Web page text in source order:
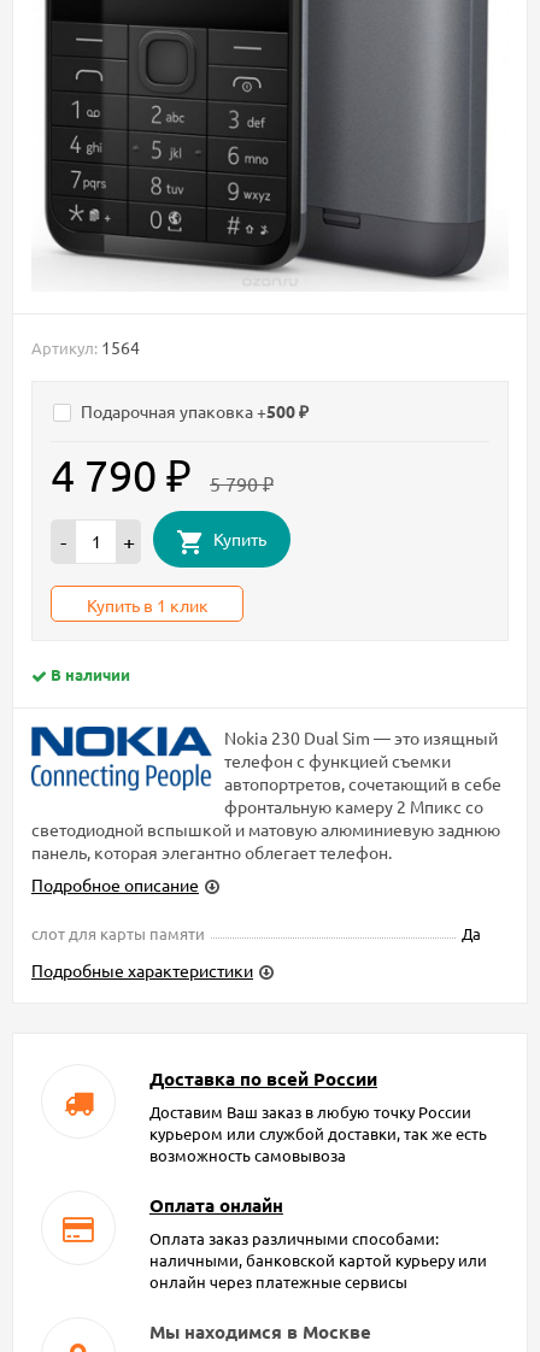
Артикул: 1564
Подарочная упаковка +500 ₽
4 790 ₽ 5 790 ₽
- + Купить
Купить в 1 клик
В наличии
Nokia 230 Dual Sim — это изящный
телефон с функцией съемки
автопортретов, сочетающий в себе
фронтальную камеру 2 Мпикс со
светодиодной вспышкой и матовую алюминиевую заднюю
панель, которая элегантно облегает телефон.
Подробное описание
слот для карты памяти Да
Подробные характеристики
Доставка по всей России
Доставим Ваш заказ в любую точку России
курьером или службой доставки, так же есть
возможность самовывоза
Оплата онлайн
Оплата заказ различными способами:
наличными, банковской картой курьеру или
онлайн через платежные сервисы
Мы находимся в Москве